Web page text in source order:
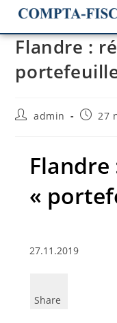
Flandre :
admin 27
«
27.11.2019
Share